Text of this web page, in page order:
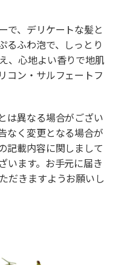
で、デリケートな髪と
るふわ泡で、しっとり
、心地よい香りで地肌
コン・サルフェートフ
は異なる場合がござい
なく変更となる場合が
記載内容に関しまして
います。お手元に届き
だきますようお願いし